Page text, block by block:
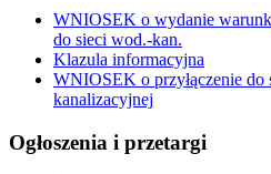
WNIOSEK o wydanie
do sieci wod.-kan.
Klazula informacyjna
WNIOSEK o przyłączenie do
kanalizacyjnej
Ogłoszenia i przetargi